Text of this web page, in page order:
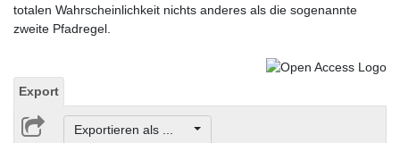
totalen Wahrscheinlichkeit nichts anderes als die sogenannte
zweite Pfadregel.
Export
Exportieren als ...